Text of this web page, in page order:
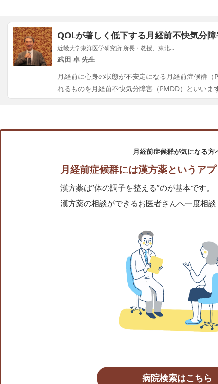
QOLが著しく低下する月経前不快気分
近畿大学東洋医学研究所 所長・教授、東北...
武田 卓 先生
月経前に心身の状態が不安定になる月経前症候群
れるものを月経前不快気分障害（PMDD）といいま
月経前症候群が気になる方
月経前症候群には漢方薬というア
漢方薬は”体の調子を整える”のが基本です。
漢方薬の相談ができるお医者さんへ一度相
病院検索はこちら